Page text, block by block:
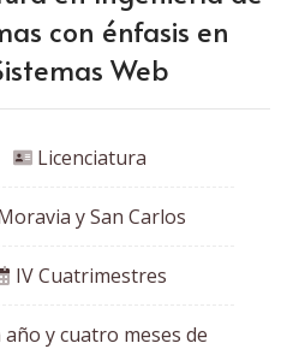
con énfasis en
Web
Licenciatura
y San Carlos
IV Cuatrimestres
año y cuatro meses de